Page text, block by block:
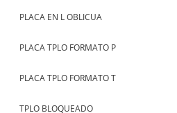
PLACA EN L OBLICUA
PLACA TPLO FORMATO P
PLACA TPLO FORMATO T
TPLO BLOQUEADO